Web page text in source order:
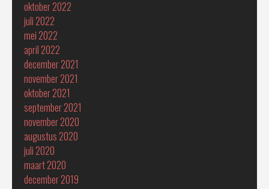
oktober 2022
juli 2022
mei 2022
april 2022
december 2021
november 2021
oktober 2021
september 2021
november 2020
augustus 2020
juli 2020
maart 2020
december 2019